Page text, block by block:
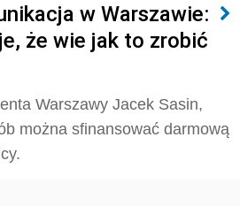
w Warszawie:
że wie jak to zrobić
Warszawy Jacek Sasin,
można sfinansować darmową